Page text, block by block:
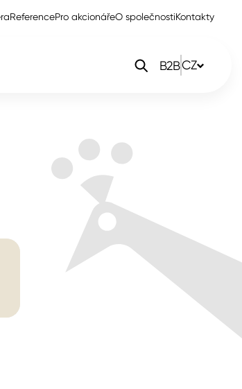
ReferencePro akcionářeO společnostiKontakty
B2BCZ
EN